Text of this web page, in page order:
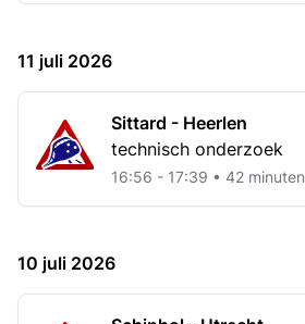
11 juli 2026
Sittard - Heerlen
technisch onderzoek
16:56 - 17:39 • 42 minuten
10 juli 2026